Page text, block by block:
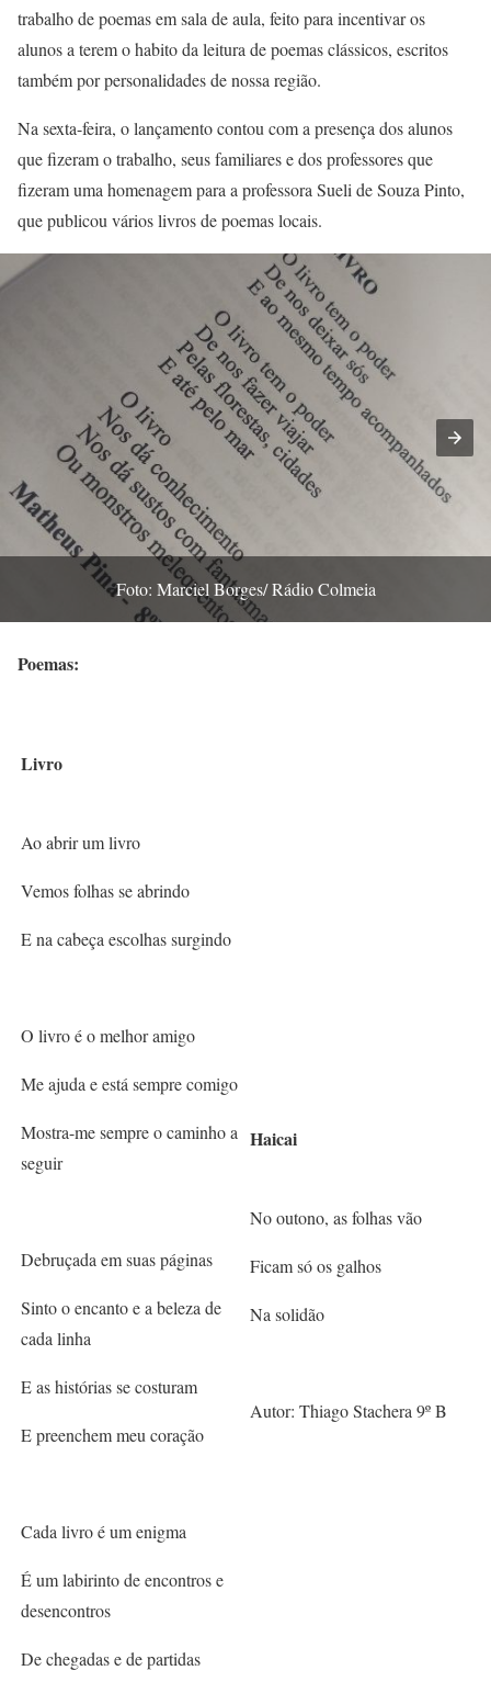
trabalho de poemas em sala de aula, feito para incentivar os
alunos a terem o habito da leitura de poemas clássicos, escritos
também por personalidades de nossa região.
Na sexta-feira, o lançamento contou com a presença dos alunos
que fizeram o trabalho, seus familiares e dos professores que
fizeram uma homenagem para a professora Sueli de Souza Pinto,
que publicou vários livros de poemas locais.
Foto: Marciel Borges/ Rádio Colmeia
Poemas:
Livro
Ao abrir um livro
Vemos folhas se abrindo
E na cabeça escolhas surgindo
O livro é o melhor amigo
Me ajuda e está sempre comigo
Mostra-me sempre o caminho a
seguir
Debruçada em suas páginas
Sinto o encanto e a beleza de
cada linha
E as histórias se costuram
E preenchem meu coração
Cada livro é um enigma
É um labirinto de encontros e
desencontros
De chegadas e de partidas
Haicai
No outono, as folhas vão
Ficam só os galhos
Na solidão
Autor: Thiago Stachera 9º B